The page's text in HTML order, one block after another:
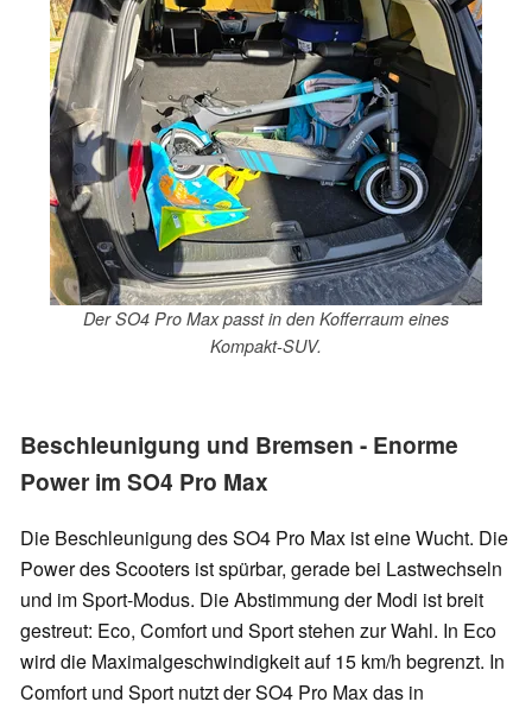
Der SO4 Pro Max passt in den Kofferraum eines
Kompakt-SUV.
Beschleunigung und Bremsen - Enorme
Power im SO4 Pro Max
Die Beschleunigung des SO4 Pro Max ist eine Wucht. Die
Power des Scooters ist spürbar, gerade bei Lastwechseln
und im Sport-Modus. Die Abstimmung der Modi ist breit
gestreut: Eco, Comfort und Sport stehen zur Wahl. In Eco
wird die Maximalgeschwindigkeit auf 15 km/h begrenzt. In
Comfort und Sport nutzt der SO4 Pro Max das in